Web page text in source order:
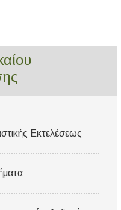
Εκτελέσεως